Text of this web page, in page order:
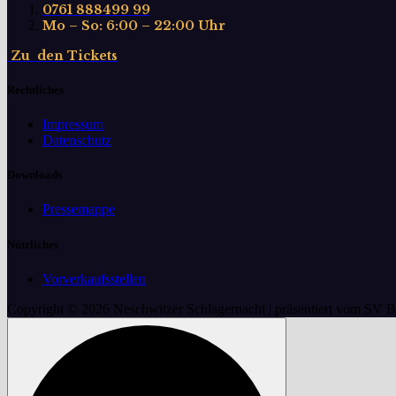
0761 888499 99
Mo – So: 6:00 – 22:00 Uhr
Zu den Tickets
Rechtliches
Impressum
Datenschutz
Downloads
Pressemappe
Nützliches
Vorverkaufsstellen
Copyright © 2026 Neschwitzer Schlagernacht | präsentiert vom SV